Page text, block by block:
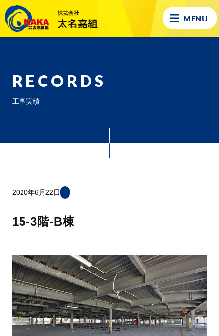
MENU
RECORDS
工事実績
2020年6月22日
15-3階-B棟